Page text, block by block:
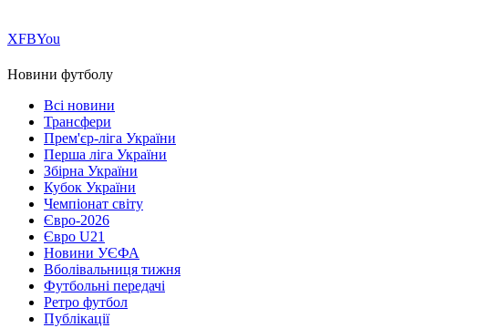
ХFBYou
Новини футболу
Всі новини
Трансфери
Прем'єр-ліга України
Перша ліга України
Збірна України
Кубок України
Чемпіонат світу
Євро-2026
Євро U21
Новини УЄФА
Вболівальниця тижня
Футбольні передачі
Ретро футбол
Публікації